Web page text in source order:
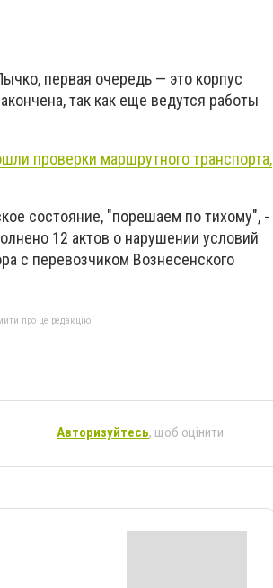
первая очередь — это корпус
так как еще ведутся работы
проверки маршрутного транспорта,
состояние, "порешаем по тихому", -
12 актов о нарушении условий
с перевозчиком Вознесенского
про це редакцію
Авторизуйтесь, щоб оцінити